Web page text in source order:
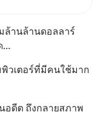
ษฐกิจไทย
านล้านดอลลาร์
…
วเตอร์ที่มีคนใช้มาก
อดีต ถึงกลายสภาพ